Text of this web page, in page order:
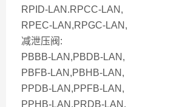
RPID-LAN.RPCC-LAN,
RPEC-LAN,RPGC-LAN,
减泄压阀:
PBBB-LAN,PBDB-LAN,
PBFB-LAN,PBHB-LAN,
PPDB-LAN,PPFB-LAN,
PPHB-LAN,PRDB-LAN,